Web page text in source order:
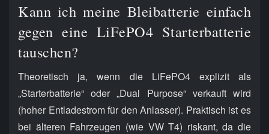
Kann ich meine Bleibatterie einfach
gegen eine LiFePO4 Starterbatterie
tauschen?
Theoretisch ja, wenn die LiFePO4 explizit als
„Starterbatterie“ oder „Dual Purpose“ verkauft wird
(hoher Entladestrom für den Anlasser). Praktisch ist es
bei älteren Fahrzeugen (wie VW T4) riskant, da die